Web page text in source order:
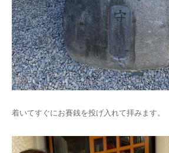
着いてすぐにお賽銭を投げ入れて拝みます。